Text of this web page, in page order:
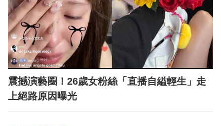
震撼演藝圈！26歲女粉絲「直播自縊輕生」走
上絕路原因曝光